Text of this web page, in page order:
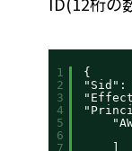
1
2
3
4
5
6
7
{
"Sid":